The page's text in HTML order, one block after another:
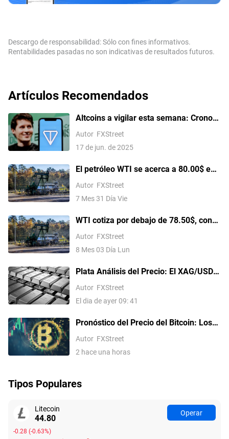
Descargo de responsabilidad: Sólo con fines informativos.
Rentabilidades pasadas no son indicativas de resultados futuros.
Artículos Recomendados
Altcoins a vigilar esta semana: Cronos
y Toncoin en riesgo de un desplome de
dos dígitos a medida que surgen
señales bajistas
Autor FXStreet
17 de jun. de 2025
El petróleo WTI se acerca a 80.00$ en
medio de un leve aumento del tráfico a
través de Ormuz
Autor FXStreet
7 Mes 31 Día Vie
WTI cotiza por debajo de 78.50$, con
una caída de casi el 8% en el día ante
las esperanzas de un acuerdo de paz
Autor FXStreet
8 Mes 03 Día Lun
Plata Análisis del Precio: El XAG/USD
alcanza un máximo de un mes, apunta
a 62.00$ tras una ruptura técnica
Autor FXStreet
El dia de ayer 09: 41
Pronóstico del Precio del Bitcoin: Los
flujos persistentes hacia los ETF y la
relajación de las tensiones en Oriente
Autor FXStreet
2 hace una horas
Tipos Populares
Litecoin
44.80
-0.28 (-0.63%)
Operar